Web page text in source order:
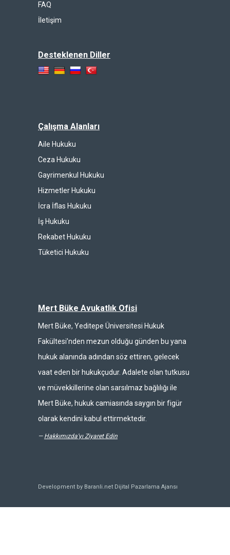
FAQ
İletişim
Desteklenen Diller
Çalışma Alanları
Aile Hukuku
Ceza Hukuku
Gayrimenkul Hukuku
Hizmetler Hukuku
İcra İflas Hukuku
İş Hukuku
Rekabet Hukuku
Tüketici Hukuku
Mert Büke Avukatlık Ofisi
Mert Büke, Yeditepe Üniversitesi Hukuk
Fakültesi’nden mezun olduğu günden bu yana
hukuk alanında adından söz ettiren, gelecek
vaat eden bir hukukçudur. Adalete olan tutkusu
ve müvekkillerine olan sarsılmaz bağlılığı ile
Mert Büke, hukuk camiasında saygın bir figür
olarak kendini kabul ettirmektedir.
— Hakkımızda'yı Ziyaret Edin
Development by Baranli.net Dijital Pazarlama Ajansı